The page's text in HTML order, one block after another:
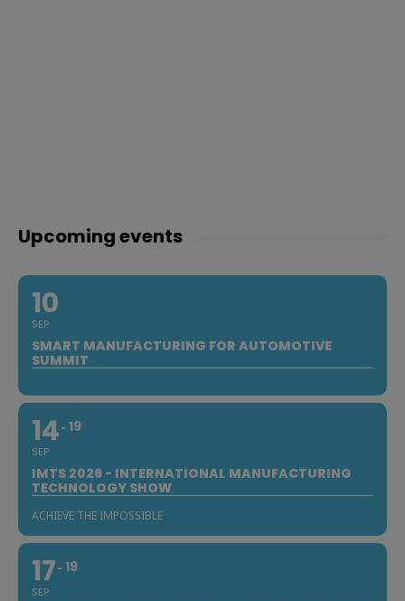
Upcoming events
10
SEP
SMART MANUFACTURING FOR AUTOMOTIVE
SUMMIT
14
SEP
19
IMTS 2026 - INTERNATIONAL MANUFACTURING
TECHNOLOGY SHOW
ACHIEVE THE IMPOSSIBLE
17
SEP
19